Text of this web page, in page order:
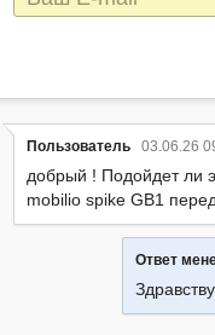
mail
Пользователь 03.06.26
добрый ! Подойдет ли
mobilio spike GB1
Ответ